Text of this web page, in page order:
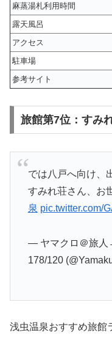
麻蒸湯札利用時間
露天風呂
アクセス
駐車場
参考サイト
旅館第7位：すみ
では八戸へ向け、
すみれ荘さん、お
泉 pic.twitter.com/
— ヤマクロ＠旅人
178/120
浅虫温泉おすすめ旅館